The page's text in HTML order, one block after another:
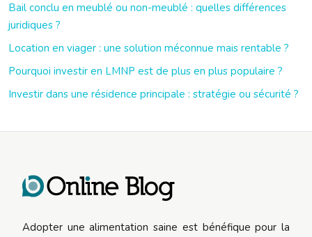
Bail conclu en meublé ou non-meublé : quelles différences
juridiques ?
Location en viager : une solution méconnue mais rentable ?
Pourquoi investir en LMNP est de plus en plus populaire ?
Investir dans une résidence principale : stratégie ou sécurité ?
Adopter une alimentation saine est bénéfique pour la